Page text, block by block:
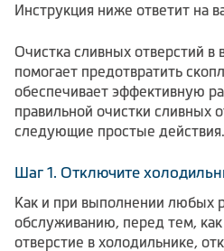
Инструкция ниже ответит на
Очистка сливных отверстий в
помогает предотвратить
обеспечивает эффективную
правильной очистки сливных
следующие простые действия.
Шаг 1. Отключите
Как и при выполнении любых
обслуживанию, перед тем,
отверстие в холодильнике,